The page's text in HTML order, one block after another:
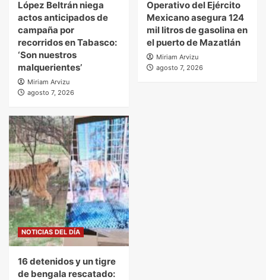
López Beltrán niega
actos anticipados de
campaña por
recorridos en Tabasco:
‘Son nuestros
malquerientes’
Miriam Arvizu
agosto 7, 2026
Operativo del Ejército
Mexicano asegura 124
mil litros de gasolina en
el puerto de Mazatlán
Miriam Arvizu
agosto 7, 2026
NOTICIAS DEL DÍA
16 detenidos y un tigre
de bengala rescatado: